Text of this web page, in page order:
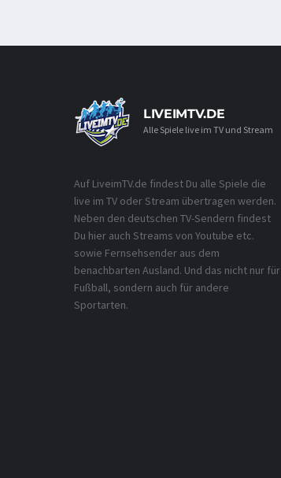
LIVEIMTV.DE
Alle Spiele live im TV und Stream
Auf LiveimTV.de findest Du alle Spiele die
live im TV oder Stream übertragen werden.
Neben den deutschen TV-Sendern findest
Du hier auch Streams von Youtube etc.
sowie Fernsehsender aus dem
benachbarten Ausland. Und das nicht nur für
Fußball, sondern auch für andere
Sportarten.